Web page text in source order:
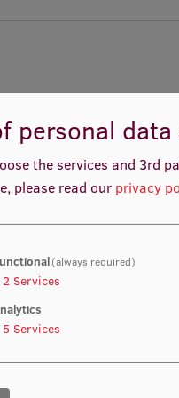
slimības diagnozi
izmeklēšanu
personal
the services and 3rd
please read our privacy
(always required)
2 Services
5 Services